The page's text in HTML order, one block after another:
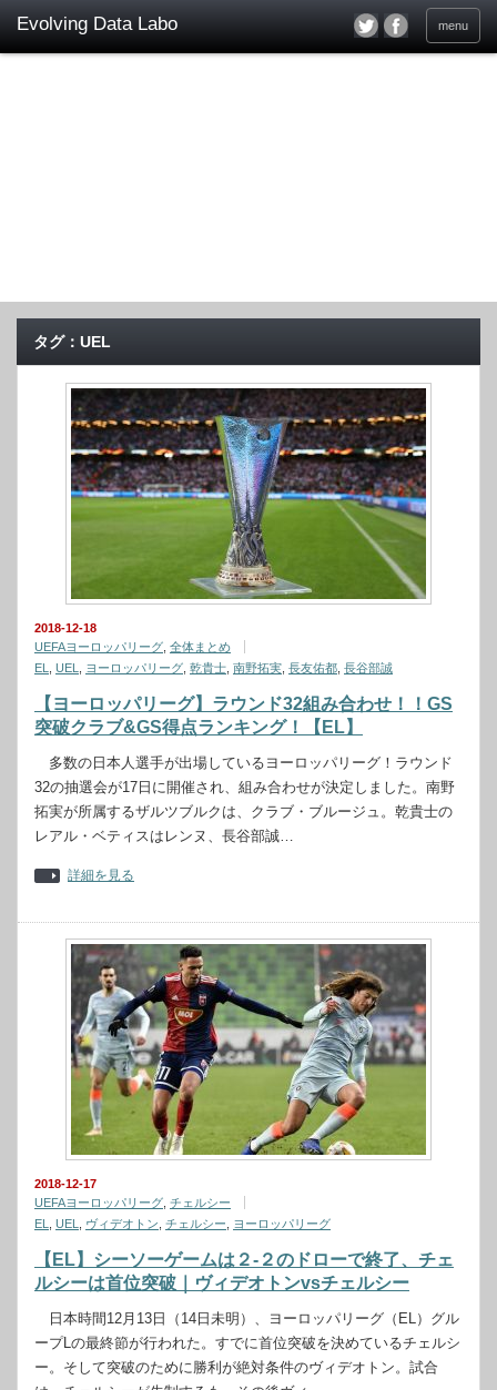
menu
タグ：UEL
2018-12-18
UEFAヨーロッパリーグ 全体まとめ
EL
UEL ヨーロッパリーグ 乾貴士 南野拓実 長友佑都 長谷部誠
【ヨーロッパリーグ】ラウンド32組み合わせ！！GS
突破クラブ&GS得点ランキング！【EL】
多数の日本人選手が出場しているヨーロッパリーグ！ラウンド
32の抽選会が17日に開催され、組み合わせが決定しました。南野
拓実が所属するザルツブルクは、クラブ・ブルージュ。乾貴士の
レアル・ベティスはレンヌ、長谷部誠…
詳細を見る
2018-12-17
UEFAヨーロッパリーグ チェルシー
EL
UEL ヴィデオトン チェルシー ヨーロッパリーグ
【EL】シーソーゲームは２-２のドローで終了、チェ
ルシーは首位突破｜ヴィデオトンvsチェルシー
日本時間12月13日（14日未明）、ヨーロッパリーグ（EL）グル
ープLの最終節が行われた。すでに首位突破を決めているチェルシ
ー。そして突破のために勝利が絶対条件のヴィデオトン。試合